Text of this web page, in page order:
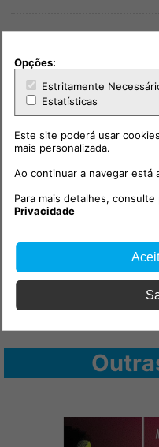
Opções:
Estritamente
Estatísticas
Este site poderá usar
mais personalizada.
Ao continuar a navegar está
Para mais detalhes,
Privacidade